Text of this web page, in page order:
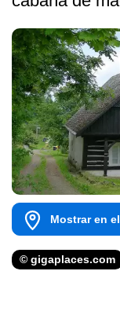
Mostrar en
© gigaplaces.com